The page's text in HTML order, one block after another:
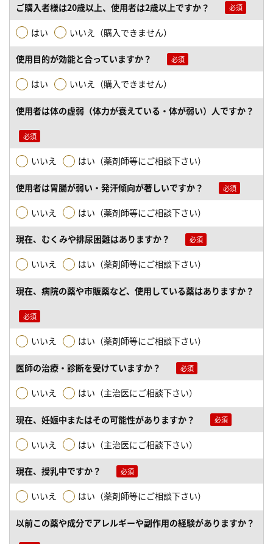
ご購入者様は20歳以上、使用者は2歳以上ですか？
はい いいえ（購入できません）
使用目的が効能と合っていますか？
はい いいえ（購入できません）
使用者は体の虚弱（体力が衰えている・体が弱い）人ですか？
いいえ はい（薬剤師等にご相談下さい）
使用者は胃腸が弱い・発汗傾向が著しいですか？
いいえ はい（薬剤師等にご相談下さい）
現在、むくみや排尿困難はありますか？
いいえ はい（薬剤師等にご相談下さい）
現在、病院の薬や市販薬など、使用している薬はありますか？
いいえ はい（薬剤師等にご相談下さい）
医師の治療・診断を受けていますか？
いいえ はい（主治医にご相談下さい）
現在、妊娠中またはその可能性がありますか？
いいえ はい（主治医にご相談下さい）
現在、授乳中ですか？
いいえ はい（薬剤師等にご相談下さい）
以前この薬や成分でアレルギーや副作用の経験がありますか？